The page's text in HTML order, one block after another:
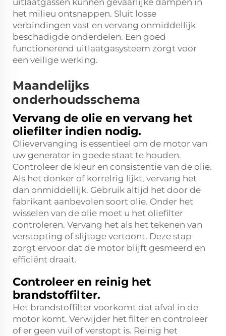
uitlaatgassen kunnen gevaarlijke dampen in
het milieu ontsnappen. Sluit losse
verbindingen vast en vervang onmiddellijk
beschadigde onderdelen. Een goed
functionerend uitlaatgasysteem zorgt voor
een veilige werking.
Maandelijks
onderhoudsschema
Vervang de olie en vervang het
oliefilter indien nodig.
Olievervanging is essentieel om de motor van
uw generator in goede staat te houden.
Controleer de kleur en consistentie van de olie.
Als het donker of korrelrig lijkt, vervang het
dan onmiddellijk. Gebruik altijd het door de
fabrikant aanbevolen soort olie. Onder het
wisselen van de olie moet u het oliefilter
controleren. Vervang het als het tekenen van
verstopting of slijtage vertoont. Deze stap
zorgt ervoor dat de motor blijft gesmeerd en
efficiënt draait.
Controleer en reinig het
brandstoffilter.
Het brandstoffilter voorkomt dat afval in de
motor komt. Verwijder het filter en controleer
of er geen vuil of verstopt is. Reinig het